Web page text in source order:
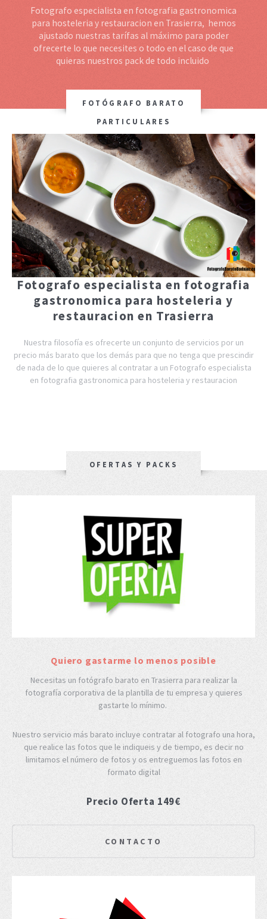
Fotografo especialista en fotografia gastronomica
para hosteleria y restauracion en Trasierra, hemos
ajustado nuestras tarífas al máximo para poder
ofrecerte lo que necesites o todo en el caso de que
quieras nuestros pack de todo incluido
FOTÓGRAFO BARATO
PARTICULARES
Fotografo especialista en fotografia
gastronomica para hosteleria y
restauracion en Trasierra
Nuestra filosofía es ofrecerte un conjunto de servicios por un
precio más barato que los demás para que no tenga que prescindir
de nada de lo que quieres al contratar a un Fotografo especialista
en fotografia gastronomica para hosteleria y restauracion
OFERTAS Y PACKS
Quiero gastarme lo menos posible
Necesitas un fotógrafo barato en Trasierra para realizar la
fotografía corporativa de la plantilla de tu empresa y quieres
gastarte lo mínimo.
Nuestro servicio más barato incluye contratar al fotografo una hora,
que realice las fotos que le indiqueis y de tiempo, es decir no
limitamos el número de fotos y os entreguemos las fotos en
formato digital
Precio Oferta 149€
CONTACTO